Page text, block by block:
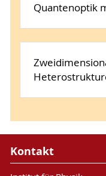
Quantenoptik
Kontakt